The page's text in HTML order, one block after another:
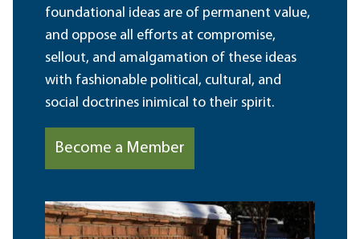
foundational ideas are of permanent value,
and oppose all efforts at compromise,
sellout, and amalgamation of these ideas
with fashionable political, cultural, and
social doctrines inimical to their spirit.
Become a Member